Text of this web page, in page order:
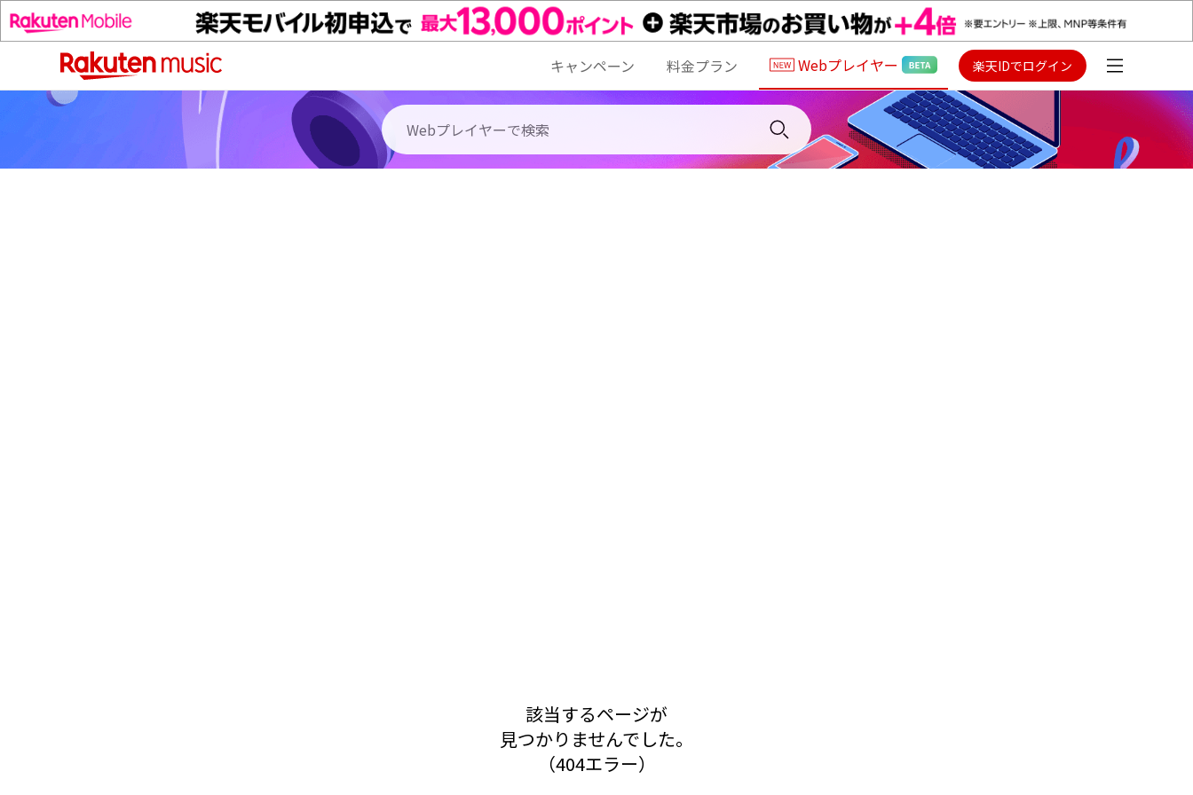
キャンペーン 料金プラン Webプレイヤー 楽天IDでログイン
該当するページが
見つかりませんでした。
（404エラー）